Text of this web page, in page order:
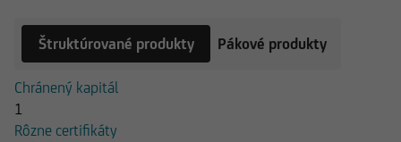
Štruktúrované produkty Pákové produkty
Chránený kapitál
1
Rôzne certifikáty